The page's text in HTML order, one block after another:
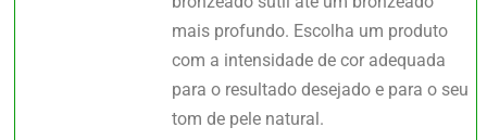
mais profundo. Escolha um produto
com a intensidade de cor adequada
para o resultado desejado e para o seu
tom de pele natural.